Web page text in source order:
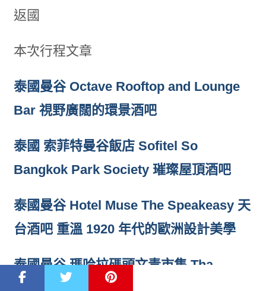
返國
本次行程文章
泰國曼谷 Octave Rooftop and Lounge
Bar 視野廣闊的環景酒吧
泰國 索菲特曼谷飯店 Sofitel So
Bangkok Park Society 璀璨屋頂酒吧
泰國曼谷 Hotel Muse The Speakeasy 天
台酒吧 重溫 1920 年代的歐洲設計美學
泰國曼谷 瑪哈拉碼頭文青市集 Tha